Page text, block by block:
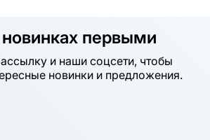
новинках первыми
и наши соцсети, чтобы
новинки и предложения.